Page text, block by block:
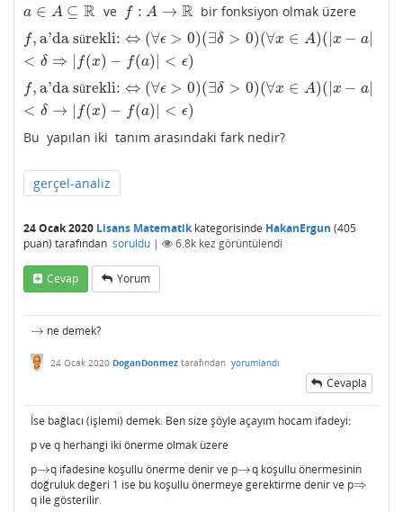
a ∈ A ⊆ R
a∈A ⊆R ve f : A → R
f:A→R bir fonksiyon olmak üzere
f,a'da sürekli: ⇔ (∀ϵ > 0)(∃δ > 0)(∀x ∈ A)( x − a
< δ ⇒ | f(x) − f(a)| < ϵ)
f,a'da sürekli:⇔( ∀ϵ> 0)(∃δ >0 )(∀x∈A )(| x−a|<δ ⇒| f(x)− (a |< ϵ)
f,a'da sürekli: ⇔ (∀ϵ > 0)(∃δ > 0)(∀x ∈ A)( x − a
< δ → f(x) − f(a) < ϵ)
f,a'da sürekli:⇔( ∀ϵ> 0)(∃δ >0 )(∀x∈A )(| x−a|<δ →| f(x)− (a )|<ϵ)
Bu yapılan iki tanım arasındaki fark nedir?
gerçel-analiz
24 Ocak 2020 Lisans Matematikkategorisinde HakanErgun (405
puan) tarafından soruldu | 6.8k kez görüntülendi
Cevap Yorum
→
→ ne demek?
24 Ocak 2020 DoganDonmez tarafından yorumlandı
Cevapla
İse bağlacı (işlemi) demek. Ben size şöyle açayım hocam ifadeyi:
p ve q herhangi iki önerme olmak üzere
p→
→q ifadesine koşullu önerme denir ve p→
→ q koşullu önermesinin
doğruluk değeri 1 ise bu koşullu önermeye gerektirme denir ve p⇒
⇒
q ile gösterilir.